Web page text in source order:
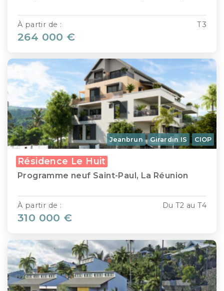
T3
À partir de :
264 000 €
Jeanbrun Girardin IS CIOP
Résidence Le Huit
Programme neuf Saint-Paul, La Réunion
Du T2 au T4
À partir de :
310 000 €